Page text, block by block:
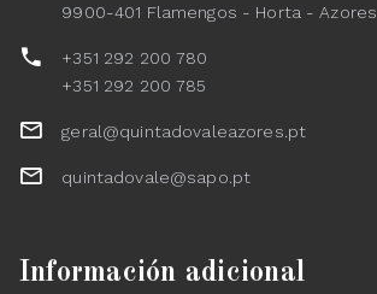
9900-401 Flamengos - Horta - Azores
+351 292 200 780
+351 292 200 785
geral@quintadovaleazores.pt
quintadovale@sapo.pt
Información adicional